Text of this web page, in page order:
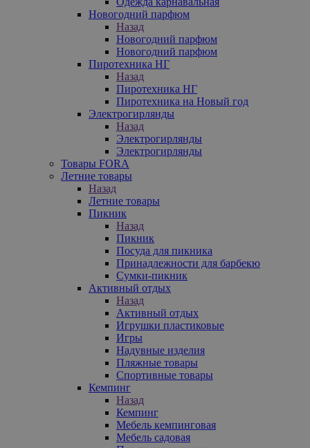
Новогодний парфюм
Назад
Новогодний парфюм
Новогодний парфюм
Пиротехника НГ
Назад
Пиротехника НГ
Пиротехника на Новый год
Электрогирлянды
Назад
Электрогирлянды
Электрогирлянды
Товары FORA
Летние товары
Назад
Летние товары
Пикник
Назад
Пикник
Посуда для пикника
Принадлежности для барбекю
Сумки-пикник
Активный отдых
Назад
Активный отдых
Игрушки пластиковые
Игры
Надувные изделия
Пляжные товары
Спортивные товары
Кемпинг
Назад
Кемпинг
Мебель кемпинговая
Мебель садовая